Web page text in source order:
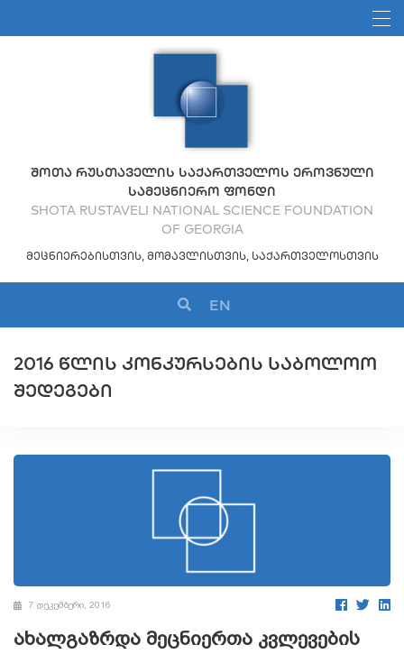
ᲨᲝᲗᲐ ᲠᲣᲡᲗᲐᲕᲔᲚᲘᲡ ᲡᲐᲥᲐᲠᲗᲕᲔᲚᲝᲡ ᲔᲠᲝᲕᲜᲣᲚᲘ
ᲡᲐᲛᲔᲪᲜᲘᲔᲠᲝ ᲤᲝᲜᲓᲘ
SHOTA RUSTAVELI NATIONAL SCIENCE FOUNDATION
OF GEORGIA
ᲛᲔᲪᲜᲘᲔᲠᲔᲑᲘᲡᲗᲕᲘᲡ, ᲛᲝᲛᲐᲕᲚᲘᲡᲗᲕᲘᲡ, ᲡᲐᲥᲐᲠᲗᲕᲔᲚᲝᲡᲗᲕᲘᲡ
EN
2016 ᲬᲚᲘᲡ ᲙᲝᲜᲙᲣᲠᲡᲔᲑᲘᲡ ᲡᲐᲑᲝᲚᲝᲝ
ᲨᲔᲓᲔᲒᲔᲑᲘ
7 დეკემბერი, 2016
ახალგაზრდა მეცნიერთა კვლევების